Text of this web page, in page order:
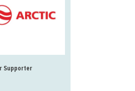
Supporter